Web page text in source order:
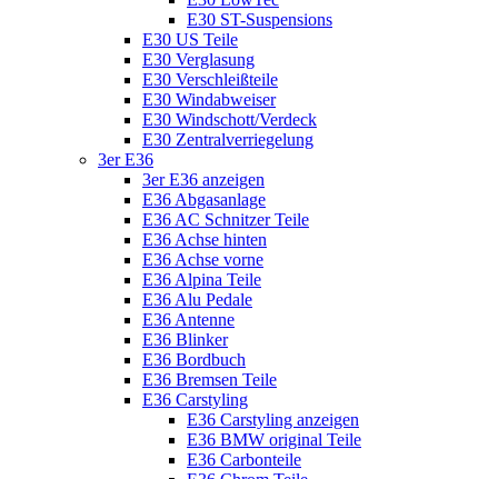
E30 ST-Suspensions
E30 US Teile
E30 Verglasung
E30 Verschleißteile
E30 Windabweiser
E30 Windschott/Verdeck
E30 Zentralverriegelung
3er E36
3er E36 anzeigen
E36 Abgasanlage
E36 AC Schnitzer Teile
E36 Achse hinten
E36 Achse vorne
E36 Alpina Teile
E36 Alu Pedale
E36 Antenne
E36 Blinker
E36 Bordbuch
E36 Bremsen Teile
E36 Carstyling
E36 Carstyling anzeigen
E36 BMW original Teile
E36 Carbonteile